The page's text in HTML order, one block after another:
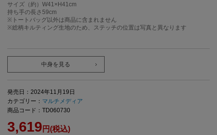
サイズ（約）W41×H41cm
持ち手の長さ59cm
※トートバッグ以外は商品に含まれません
※総柄キルティング生地のため、ステッチの位置は写真と異なります
中身を見る
発売日：2024年11月19日
カテゴリー： マルチメディア
商品コード：TD060730
3,619 円(税込)